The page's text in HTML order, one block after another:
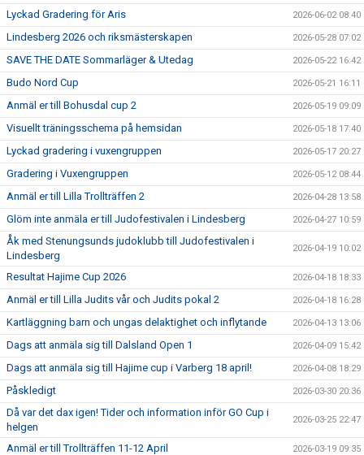
Lyckad Gradering för Aris 2026-06-02 08:40
Lindesberg 2026 och riksmästerskapen 2026-05-28 07:02
SAVE THE DATE Sommarläger & Utedag 2026-05-22 16:42
Budo Nord Cup 2026-05-21 16:11
Anmäl er till Bohusdal cup 2 2026-05-19 09:09
Visuellt träningsschema på hemsidan 2026-05-18 17:40
Lyckad gradering i vuxengruppen 2026-05-17 20:27
Gradering i Vuxengruppen 2026-05-12 08:44
Anmäl er till Lilla Trollträffen 2 2026-04-28 13:58
Glöm inte anmäla er till Judofestivalen i Lindesberg 2026-04-27 10:59
Åk med Stenungsunds judoklubb till Judofestivalen i
Lindesberg
2026-04-19 10:02
Resultat Hajime Cup 2026 2026-04-18 18:33
Anmäl er till Lilla Judits vår och Judits pokal 2 2026-04-18 16:28
Kartläggning barn och ungas delaktighet och inflytande 2026-04-13 13:06
Dags att anmäla sig till Dalsland Open 1 2026-04-09 15:42
Dags att anmäla sig till Hajime cup i Varberg 18 april! 2026-04-08 18:29
Påskledigt 2026-03-30 20:36
Då var det dax igen! Tider och information inför GO Cup i
helgen
2026-03-25 22:47
Anmäl er till Trollträffen 11-12 April 2026-03-19 09:35